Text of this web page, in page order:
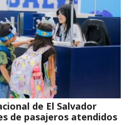
de El Salvador
de pasajeros atendidos